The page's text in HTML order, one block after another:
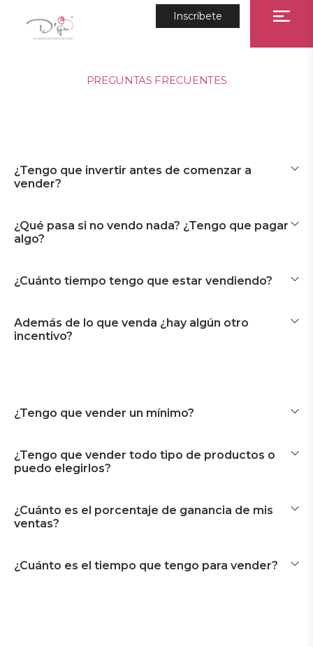
Inscríbete
PREGUNTAS FRECUENTES
¿Tengo que invertir antes de comenzar a
vender?
¿Qué pasa si no vendo nada? ¿Tengo que pagar
algo?
¿Cuánto tiempo tengo que estar vendiendo?
Además de lo que venda ¿hay algún otro
incentivo?
¿Tengo que vender un mínimo?
¿Tengo que vender todo tipo de productos o
puedo elegirlos?
¿Cuánto es el porcentaje de ganancia de mis
ventas?
¿Cuánto es el tiempo que tengo para vender?